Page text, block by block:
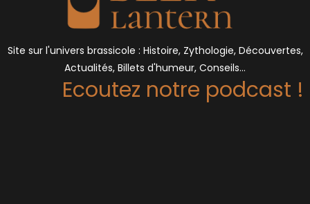
Site sur l'univers brassicole : Histoire, Zythologie, Découvertes,
Actualités, Billets d'humeur, Conseils…
Ecoutez notre podcast !